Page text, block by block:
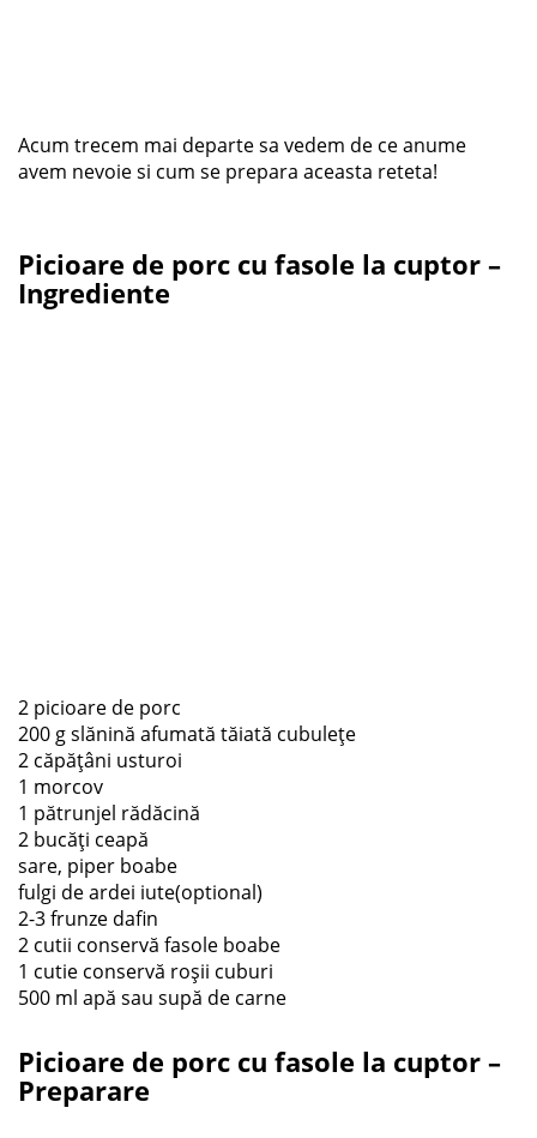
Acum trecem mai departe sa vedem de ce anume
avem nevoie si cum se prepara aceasta reteta!
Picioare de porc cu fasole la cuptor –
Ingrediente
2 picioare de porc
200 g slănină afumată tăiată cubulețe
2 căpățâni usturoi
1 morcov
1 pătrunjel rădăcină
2 bucăți ceapă
sare, piper boabe
fulgi de ardei iute(optional)
2-3 frunze dafin
2 cutii conservă fasole boabe
1 cutie conservă roșii cuburi
500 ml apă sau supă de carne
Picioare de porc cu fasole la cuptor –
Preparare